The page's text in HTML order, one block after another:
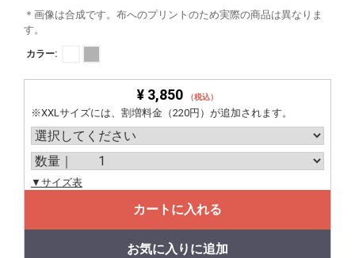
＊画像は合成です。布へのプリントのため実際の商品は異なりま
す。
カラー:
¥ 3,850 （税込）
※XXLサイズには、割増料金（220円）が追加されます。
▼サイズ表
カートに入れる
お気に入りに追加